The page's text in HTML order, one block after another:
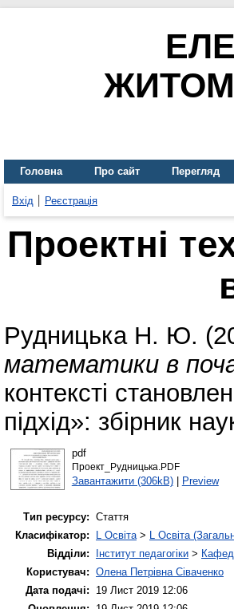
Головна Про сайт Перегляд
Вхід Реєстрація
Проектні
Рудницька Н. Ю.
математики в
контексті
підхід»: збірник
pdf
Проект_Рудницька.PDF
Завантажити (306kB)| Preview
Тип ресурсу: Стаття
Класифікатор:
L Освіта> L Освіта
Відділи:
Інститут педагогіки >
Користувач: Олена Петрівна Сіваченко
Дата подачі:
19 Лист 2019 12:06